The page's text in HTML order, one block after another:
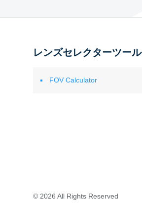
レンズセレクターツール
FOV Calculator
© 2026 All Rights Reserved